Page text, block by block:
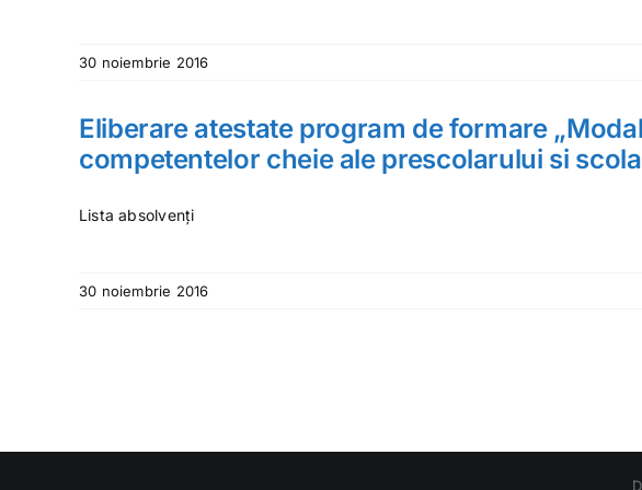
30 noiembrie 2016
Eliberare atestate program de formare
competentelor cheie ale prescolarului si
Lista absolvenți
30 noiembrie 2016